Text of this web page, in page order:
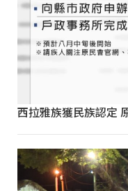
西拉雅族獲民族認定